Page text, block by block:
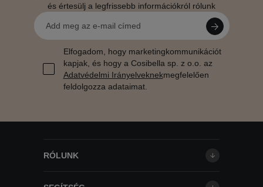
és értesülj a legfrissebb információkról rólunk
Elfogadom, hogy marketingkommunikációt
kapjak, és hogy a Cosibella sp. z o.o. az
Adatvédelmi Irányelveknekmegfelelően
feldolgozza adataimat.
RÓLUNK